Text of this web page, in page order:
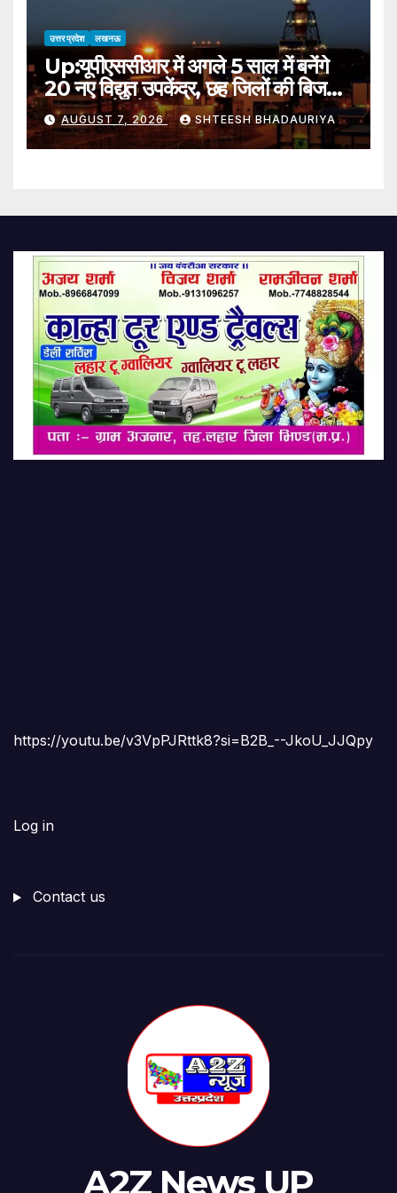
उत्तर प्रदेश लखनऊ
Up:यूपीएससीआर में अगले 5 साल में बनेंगे
20 नए विद्युत उपकेंद्र, छह जिलों की बिजली
व्यवस्था और होगी मजबूत – Up: 20 New
Electrical Substations To Be
Built In Upscr Over The Next
AUGUST 7, 2026 SHTEESH BHADAURIYA
https://youtu.be/v3VpPJRttk8?si=B2B_--JkoU_JJQpy
Log in
Contact us
A2Z News UP